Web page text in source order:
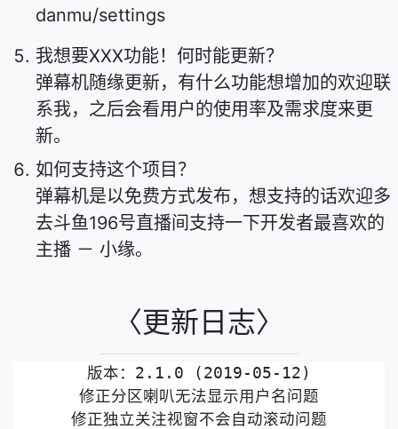
danmu/settings
我想要XXX功能！何时能更新？
弹幕机随缘更新，有什么功能想增加的欢迎联
系我，之后会看用户的使用率及需求度来更
新。
如何支持这个项目？
弹幕机是以免费方式发布，想支持的话欢迎多
去斗鱼196号直播间支持一下开发者最喜欢的
主播 － 小缘。
〈更新日志〉
版本：2.1.0 (2019-05-12)
修正分区喇叭无法显示用户名问题
修正独立关注视窗不会自动滚动问题